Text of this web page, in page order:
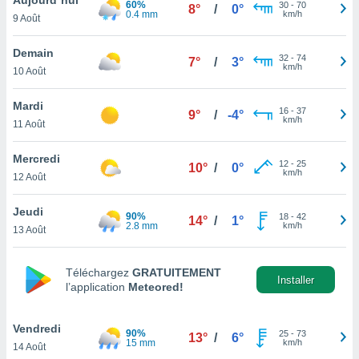
et
»,
au
vous
qu'ils
ou
le
ainsi
un
la
du
9 Août
60%
0.4 mm
8° / 0° 30- 70
km/h
Demain
10 Août
7° / 3° 32- 74
km/h
Mardi
11 Août
9° / -4° 16- 37
km/h
Mercredi
12 Août
10° / 0° 12- 25
km/h
Jeudi
13 Août
90%
2.8 mm
14° / 1° 18- 42
km/h
Téléchargez GRATUITEMENT
l’application Meteored!
Installer
Vendredi
14 Août
90%
15 mm
13° / 6° 25- 73
km/h